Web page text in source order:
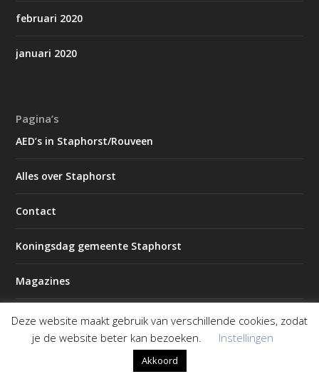
februari 2020
januari 2020
Pagina’s
AED’s in Staphorst/Rouveen
Alles over Staphorst
Contact
Koningsdag gemeente Staphorst
Magazines
2026 – Editie 1
Deze website maakt gebruik van verschillende cookies, zodat
je de website beter kan bezoeken.
Instellingen
Akkoord